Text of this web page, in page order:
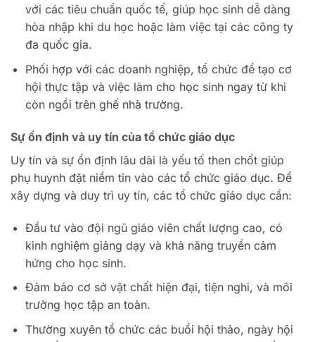
với các tiêu chuẩn quốc tế, giúp học sinh dễ dàng
hòa nhập khi du học hoặc làm việc tại các công ty
đa quốc gia.
Phối hợp với các doanh nghiệp, tổ chức để tạo cơ
hội thực tập và việc làm cho học sinh ngay từ khi
còn ngồi trên ghế nhà trường.
Sự ổn định và uy tín của tổ chức giáo dục
Uy tín và sự ổn định lâu dài là yếu tố then chốt giúp
phụ huynh đặt niềm tin vào các tổ chức giáo dục. Để
xây dựng và duy trì uy tín, các tổ chức giáo dục cần:
Đầu tư vào đội ngũ giáo viên chất lượng cao, có
kinh nghiệm giảng dạy và khả năng truyền cảm
hứng cho học sinh.
Đảm bảo cơ sở vật chất hiện đại, tiện nghi, và môi
trường học tập an toàn.
Thường xuyên tổ chức các buổi hội thảo, ngày hội